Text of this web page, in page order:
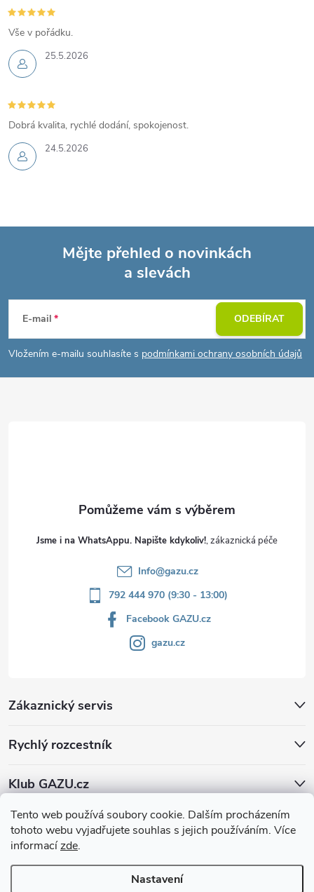
Tento web používá soubory cookie. Dalším procházením
tohoto webu vyjadřujete souhlas s jejich používáním. Více
informacízde.
Nastavení
25.5.2026
Vše v pořádku.
24.5.2026
Dobrá kvalita, rychlé dodání, spokojenost.
p
Mějte přehled o novinkách
a slevách
E-mail
Vložením e-mailu souhlasíte s podmínkami ochrany osobních údajů
ODEBÍRAT
Jsme i na WhatsAppu. Napište kdykoliv!
Info@gazu.cz
792 444 970 (9:30 - 13:00)
Facebook GAZU.cz
gazu.cz
Zákaznický servis
Rychlý rozcestník
Klub GAZU.cz